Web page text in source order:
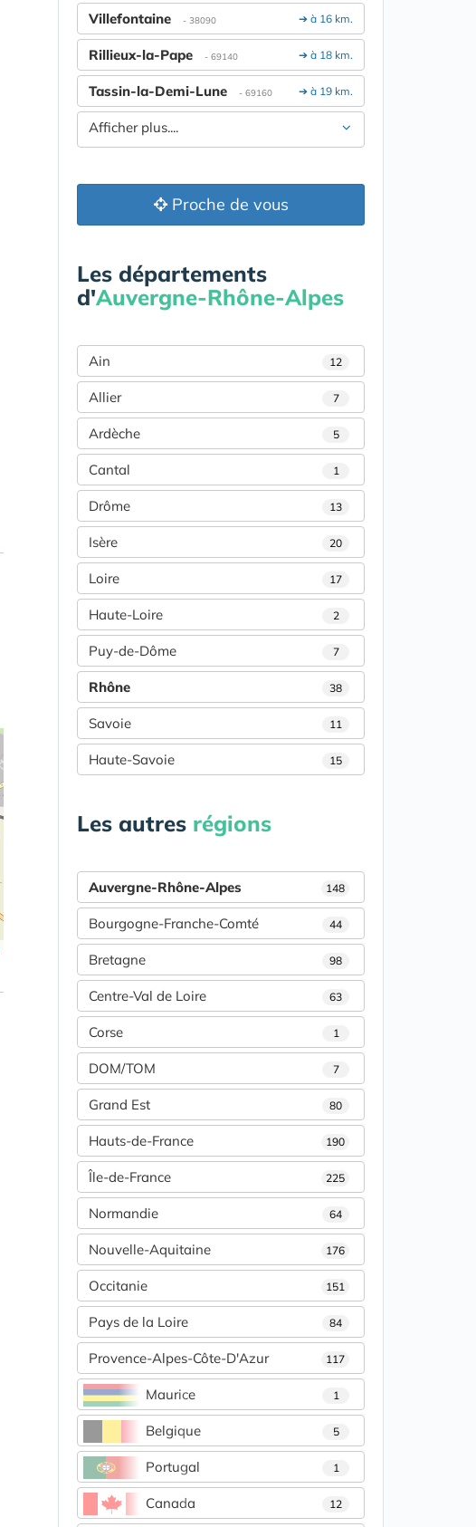
➔ à 16 km.
Villefontaine - 38090
➔ à 18 km.
Rillieux-la-Pape - 69140
➔ à 19 km.
Tassin-la-Demi-Lune - 69160
Afficher plus....
Proche de vous
Les départements
d'Auvergne-Rhône-Alpes
Ain 12
Allier 7
Ardèche 5
Cantal 1
Drôme 13
Isère 20
Loire 17
Haute-Loire 2
Puy-de-Dôme 7
Rhône 38
Savoie 11
Haute-Savoie 15
Les autres régions
Auvergne-Rhône-Alpes 148
Bourgogne-Franche-Comté 44
Bretagne 98
Centre-Val de Loire 63
Corse 1
DOM/TOM 7
Grand Est 80
Hauts-de-France 190
Île-de-France 225
Normandie 64
Nouvelle-Aquitaine 176
Occitanie 151
Pays de la Loire 84
Provence-Alpes-Côte-D'Azur 117
Maurice 1
Belgique 5
Portugal 1
Canada 12